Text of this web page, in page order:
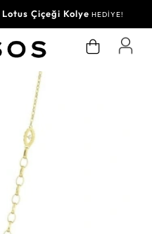
Lotus Çiçeği Kolye HEDİYE!